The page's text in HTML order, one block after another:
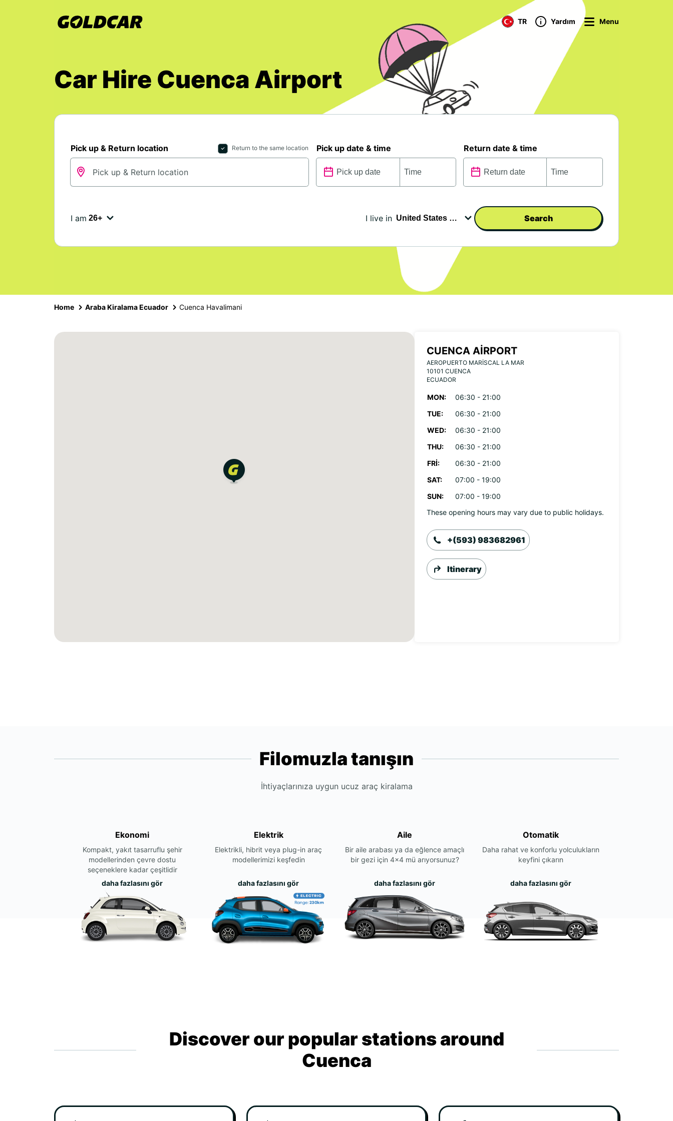
TR Yardım Menu
Car Hire Cuenca Airport
Pick up & Return location Return to the same location Pick up date & time Return date & time
I am I live in Search
Home Araba Kiralama Ecuador Cuenca Havalimani
CUENCA AIRPORT
AEROPUERTO MARISCAL LA MAR
10101 CUENCA
ECUADOR
MON:
06:30 - 21:00
TUE:
06:30 - 21:00
WED:
06:30 - 21:00
THU:
06:30 - 21:00
FRI:
06:30 - 21:00
SAT:
07:00 - 19:00
SUN:
07:00 - 19:00
These opening hours may vary due to public holidays.
+(593) 983682961
Itinerary
Filomuzla tanışın
İhtiyaçlarınıza uygun ucuz araç kiralama
Ekonomi
Kompakt, yakıt tasarruflu şehir
modellerinden çevre dostu
seçeneklere kadar çeşitlidir
daha fazlasını gör
Elektrik
Elektrikli, hibrit veya plug-in araç
modellerimizi keşfedin
daha fazlasını gör
Aile
Bir aile arabası ya da eğlence amaçlı
bir gezi için 4x4 mü arıyorsunuz?
daha fazlasını gör
Otomatik
Daha rahat ve konforlu yolculukların
keyfini çıkarın
daha fazlasını gör
Discover our popular stations around
Cuenca